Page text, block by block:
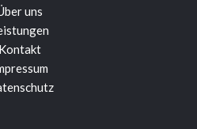
uns
Kontakt